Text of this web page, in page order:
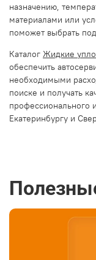
назначению,
материалами или
поможет выбрать
Каталог Жидкие
обеспечить
необходимыми
поиске и получать
профессионального
Екатеринбургу и